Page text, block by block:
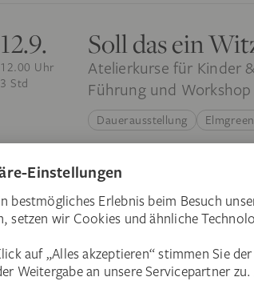
12.9.
12.00 Uhr
3 Std
Soll das ein
Atelierkurse für Kinder
Führung und
Dauerausstellung